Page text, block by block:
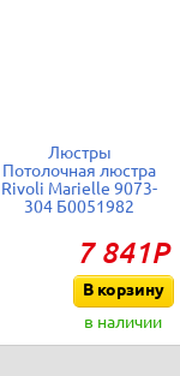
Люстры
Потолочная люстра
Rivoli Marielle 9073-
304 Б0051982
7 841Р
В корзину
в наличии